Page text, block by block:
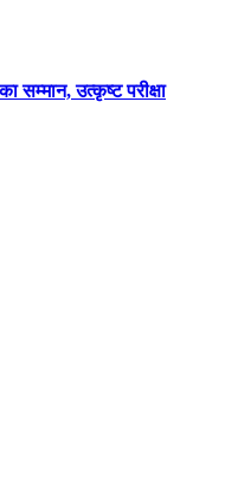
सम्मान, उत्कृष्ट परीक्षा